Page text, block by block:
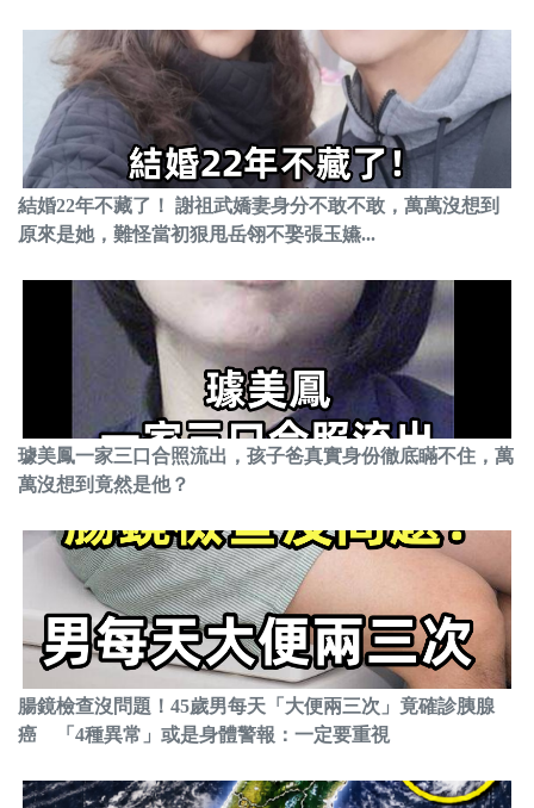
結婚22年不藏了！ 謝祖武嬌妻身分不敢不敢，萬萬沒想到
原來是她，難怪當初狠甩岳翎不娶張玉嬿...
璩美鳳一家三口合照流出，孩子爸真實身份徹底瞞不住，萬
萬沒想到竟然是他？
腸鏡檢查沒問題！45歲男每天「大便兩三次」竟確診胰腺
癌 「4種異常」或是身體警報：一定要重視